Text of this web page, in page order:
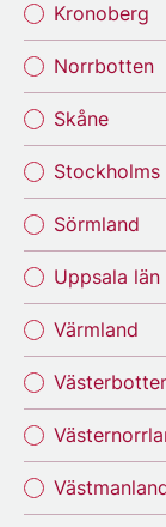
Kronoberg
Norrbotten
Skåne
Stockholms
Sörmland
Uppsala län
Värmland